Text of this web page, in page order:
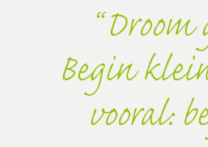
Droom
Begin
vooral: